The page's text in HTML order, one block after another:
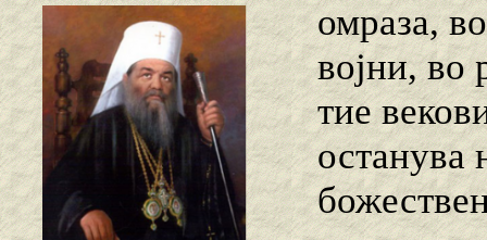
омраза,
војни, во
тие
останува